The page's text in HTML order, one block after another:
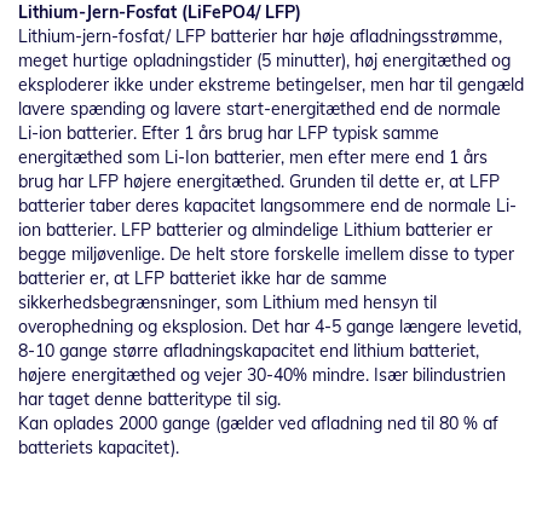
Lithium-Jern-Fosfat (LiFePO4/ LFP)
Lithium-jern-fosfat/ LFP batterier har høje afladningsstrømme,
meget hurtige opladningstider (5 minutter), høj energitæthed og
eksploderer ikke under ekstreme betingelser, men har til gengæld
lavere spænding og lavere start-energitæthed end de normale
Li-ion batterier. Efter 1 års brug har LFP typisk samme
energitæthed som Li-Ion batterier, men efter mere end 1 års
brug har LFP højere energitæthed. Grunden til dette er, at LFP
batterier taber deres kapacitet langsommere end de normale Li-
ion batterier. LFP batterier og almindelige Lithium batterier er
begge miljøvenlige. De helt store forskelle imellem disse to typer
batterier er, at LFP batteriet ikke har de samme
sikkerhedsbegrænsninger, som Lithium med hensyn til
overophedning og eksplosion. Det har 4-5 gange længere levetid,
8-10 gange større afladningskapacitet end lithium batteriet,
højere energitæthed og vejer 30-40% mindre. Især bilindustrien
har taget denne batteritype til sig.
Kan oplades 2000 gange (gælder ved afladning ned til 80 % af
batteriets kapacitet).